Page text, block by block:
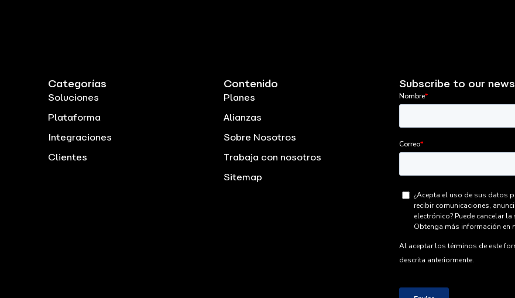
Categorías
Soluciones
Plataforma
Integraciones
Clientes
Contenido
Planes
Alianzas
Sobre Nosotros
Trabaja con nosotros
Sitemap
Subscribe to our news